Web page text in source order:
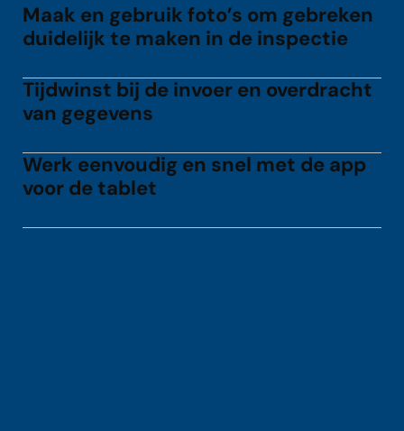
Maak en gebruik foto’s om gebreken
duidelijk te maken in de inspectie
Tijdwinst bij de invoer en overdracht
van gegevens
Werk eenvoudig en snel met de app
voor de tablet